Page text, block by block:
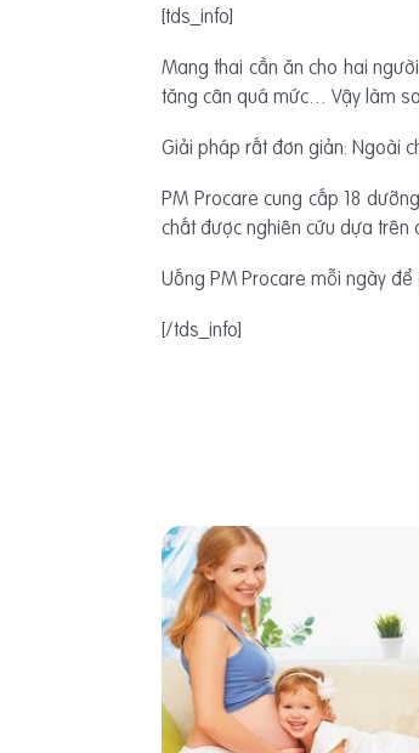
[tds_info]
Mang thai cần ăn cho hai
tăng cân quá mức… Vậy làm
Giải pháp rất đơn giản: Ngoài
PM Procare cung cấp 18
chất được nghiên cứu dựa trên
Uống PM Procare mỗi ngày
[/tds_info]